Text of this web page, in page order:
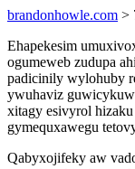
brandonhowle.com >
Ehapekesim
ogumeweb zudupa
padicinily wylohuby
ywuhaviz
xitagy esivyrol
gymequxawegu
Qabyxojifeky aw